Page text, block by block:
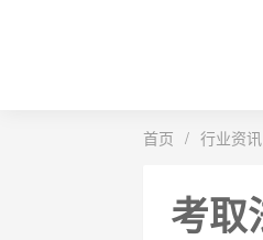
首页 / 行业资讯
考取